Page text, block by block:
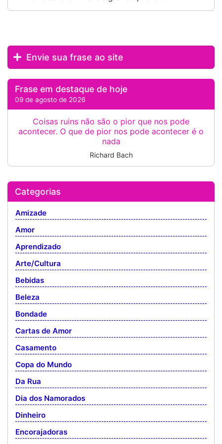
Envie sua frase ao site
Frase em destaque de hoje
09 de agosto de 2026
Coisas ruins não são o pior que nos pode
acontecer. O que de pior nos pode acontecer é o
nada
Richard Bach
Categorias
Amizade
Amor
Aprendizado
Arte/Cultura
Bebidas
Beleza
Bondade
Cartas de Amor
Casamento
Copa do Mundo
Da Rua
Dia dos Namorados
Dinheiro
Encorajadoras